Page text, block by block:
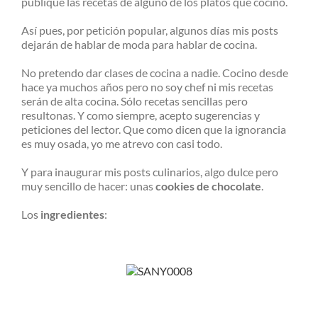
Así pues, por petición popular, algunos días mis posts
dejarán de hablar de moda para hablar de cocina.
No pretendo dar clases de cocina a nadie. Cocino desde
hace ya muchos años pero no soy chef ni mis recetas
serán de alta cocina. Sólo recetas sencillas pero
resultonas. Y como siempre, acepto sugerencias y
peticiones del lector. Que como dicen que la ignorancia
es muy osada, yo me atrevo con casi todo.
Y para inaugurar mis posts culinarios, algo dulce pero
muy sencillo de hacer: unascookies de chocolate.
Los ingredientes: